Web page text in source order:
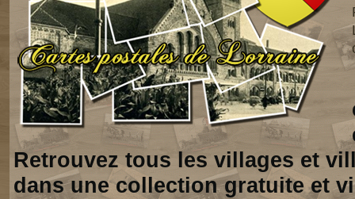
Retrouvez tous les villages et
dans une collection gratuite et